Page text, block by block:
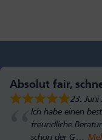
Absolut fair,
23. Juni
Ich habe einen
freundliche
schon der G